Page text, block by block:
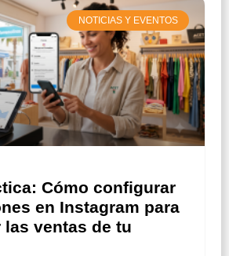
NOTICIAS Y EVENTOS
Cómo configurar
en Instagram para
las ventas de tu